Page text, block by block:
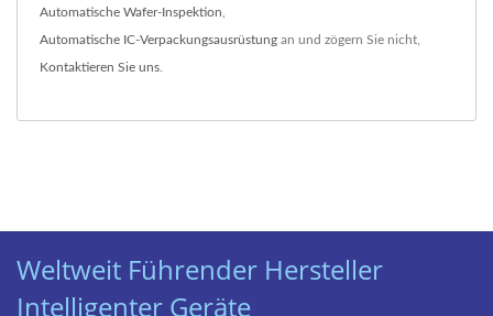
Automatische Wafer-Inspektion
Automatische IC-Verpackungsausrüstung an und zögern Sie nicht,
Kontaktieren Sie uns
Weltweit Führender Hersteller
Intelligenter Geräte